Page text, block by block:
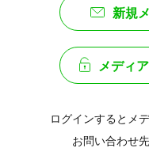
新規
メディ
ログインするとメ
お問い合わせ